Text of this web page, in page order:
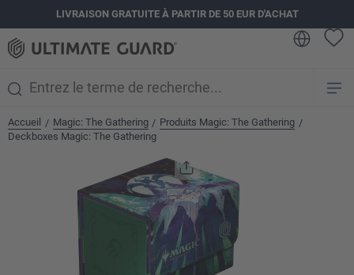
principalLIVRAISON GRATUITE À PARTIR DE 50 EUR D'ACHAT
Accueil / Magic: The Gathering / Produits Magic: The Gathering /
Deckboxes Magic: The Gathering